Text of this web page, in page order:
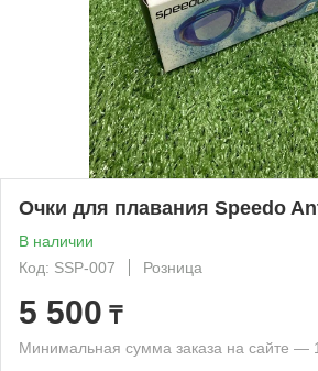
Очки для плавания Speedo
В наличии
Код: SSP-007
Розница
5 500 ₸
Минимальная сумма заказа на сайте —